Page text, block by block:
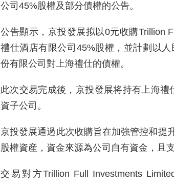
公司45%股權及部分債權的公告。
公告顯示，京投發展拟以0元收購Trillion
禮仕酒店有限公司45%股權，並計劃以
份有限公司對上海禮仕的債權。
此次交易完成後，京投發展将持有上海
資子公司。
京投發展通過此次收購旨在加強管控和提
股權資産，資金來源為公司自有資金，且
交易對方Trillion Full Investments